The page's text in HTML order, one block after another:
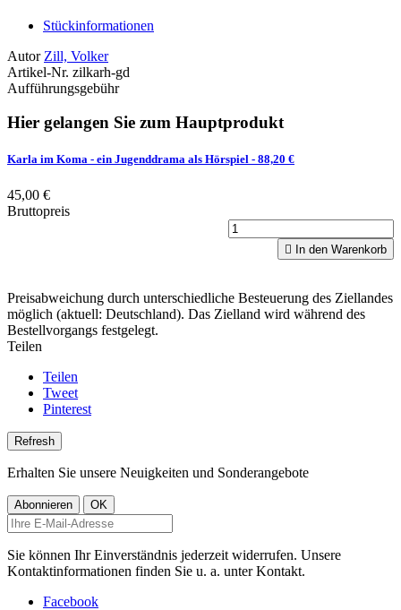
Stückinformationen
Autor Zill, Volker
Artikel-Nr. zilkarh-gd
Aufführungsgebühr
Hier gelangen Sie zum Hauptprodukt
Karla im Koma - ein Jugenddrama als Hörspiel - 88,20 €
45,00 €
Bruttopreis
 In den Warenkorb
Preisabweichung durch unterschiedliche Besteuerung des Ziellandes
möglich (aktuell: Deutschland). Das Zielland wird während des
Bestellvorgangs festgelegt.
Teilen
Teilen
Tweet
Pinterest
Erhalten Sie unsere Neuigkeiten und Sonderangebote
Sie können Ihr Einverständnis jederzeit widerrufen. Unsere
Kontaktinformationen finden Sie u. a. unter Kontakt.
Facebook